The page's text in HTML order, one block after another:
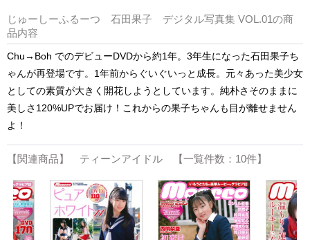
じゅーしーふるーつ 石田果子 デジタル写真集 VOL.01の商
品内容
Chu→Boh でのデビューDVDから約1年。3年生になった石田果子ち
ゃんが再登場です。1年前からぐいぐいっと成長。元々あった美少女
としての素質が大きく開花しようとしています。純朴さそのままに
美しさ120%UPでお届け！これからの果子ちゃんも目が離せません
よ！
【関連商品】 ティーンアイドル 【一覧件数：10件】